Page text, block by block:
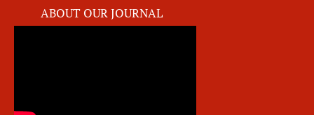
ABOUT OUR JOURNAL